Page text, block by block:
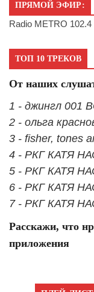
ПРЯМОЙ ЭФИР:
Radio METRO 102.4
ТОП 10 ТРЕКОВ
От наших
1 - джингл 001
2 - ольга
3 - fisher, tones
4 - РКГ КАТЯ
5 - РКГ КАТЯ
6 - РКГ КАТЯ
7 - РКГ КАТЯ
Расскажи, что
приложения